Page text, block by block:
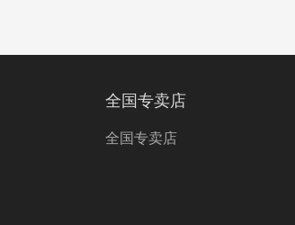
全国专卖店
全国专卖店